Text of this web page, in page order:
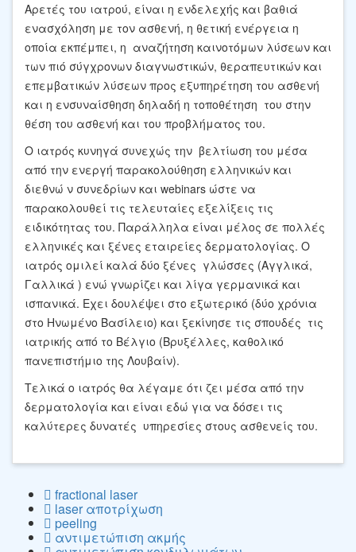
Αρετές του ιατρού, είναι η ενδελεχής και βαθιά
ενασχόληση με τον ασθενή, η θετική ενέργεια η
οποία εκπέμπει, η αναζήτηση καινοτόμων λύσεων και
των πιό σύγχρονων διαγνωστικών, θεραπευτικών και
επεμβατικών λύσεων προς εξυπηρέτηση του ασθενή
και η ενσυναίσθηση δηλαδή η τοποθέτηση του στην
θέση του ασθενή και του προβλήματος του.
Ο ιατρός κυνηγά συνεχώς την βελτίωση του μέσα
από την ενεργή παρακολούθηση ελληνικών και
διεθνώ ν συνεδρίων και webinars ώστε να
παρακολουθεί τις τελευταίες εξελίξεις τις
ειδικότητας του. Παράλληλα είναι μέλος σε πολλές
ελληνικές και ξένες εταιρείες δερματολογίας. Ο
ιατρός ομιλεί καλά δύο ξένες γλώσσες (Αγγλικά,
Γαλλικά ) ενώ γνωρίζει και λίγα γερμανικά και
ισπανικά. Εχει δουλέψει στο εξωτερικό (δύο χρόνια
στο Ηνωμένο Βασίλειο) και ξεκίνησε τις σπουδές τις
ιατρικής από το Βέλγιο (Βρυξέλλες, καθολικό
πανεπιστήμιο της Λουβαίν).
Τελικά ο ιατρός θα λέγαμε ότι ζει μέσα από την
δερματολογία και είναι εδώ για να δόσει τις
καλύτερες δυνατές υπηρεσίες στους ασθενείς του.
fractional laser
laser αποτρίχωση
peeling
αντιμετώπιση ακμής